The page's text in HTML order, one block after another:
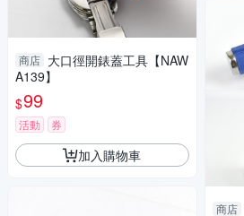
商店 大口徑開錶蓋工具【NAW
A139】
$99
活動 券
加入購物車
商店